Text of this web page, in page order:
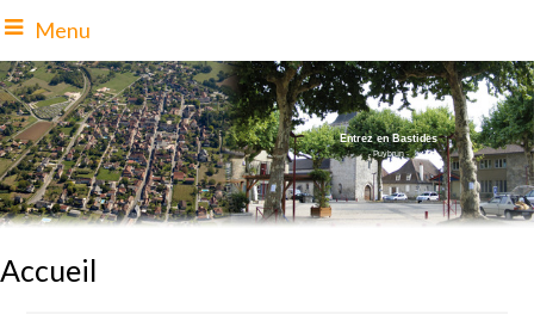
Menu
Entrez en Bastides
- Puybrun-
Accueil